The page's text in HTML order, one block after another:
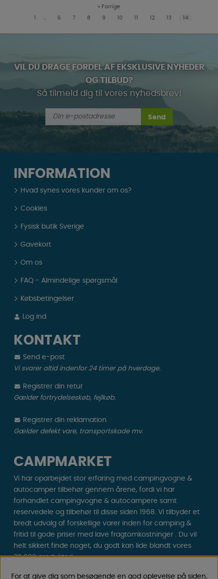
« Forrige
1 6 7 8 9 10 11 12 13 14
VIL DU DRAGE FORDEL AF EKSKLUSIVE NYHEDER
OG TILBUD?
Så tilmeld dig til vores nyhedsbrev!
Send
INFORMATION
Hvad synes vores kunder om os?
Cookies
Fysisk butik Sverige
Gavekort
Om os
FAQ - Almindelige spørgsmål
Købsbetingelser
Log ind
KONTAKT
Send e-post
Vi svarer altid indenfor 24 timer på hverdage.
Registrer din retur
Gælder fortrydelseskøb, fejlkøb.
Registrer din reklamation
Gælder defekt vare, transportskade mv.
CAMPMARKET
Vi har oparbejdet stor erfaring med campingvogne &
autocamper tilbehør gennem årene, fordi vi har
forhandlet campingvogne & autocampere samt
reservedele og tilbehør til disse siden 1968. Vi tilbyder et
bredt udvalg af forskellige varer inden for camping &
fritid til gode priser med lave fragtomkostninger . Du vil
helt sikkert finde noget, du godt kan lide blandt vores
30.000 produkter!
For at give dig som besøgende en god oplevelse på siden,